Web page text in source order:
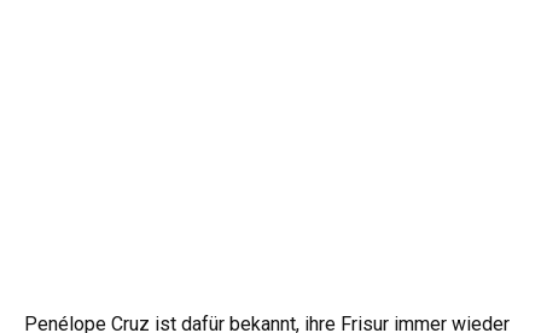
Penélope Cruz ist dafür bekannt, ihre Frisur immer wieder